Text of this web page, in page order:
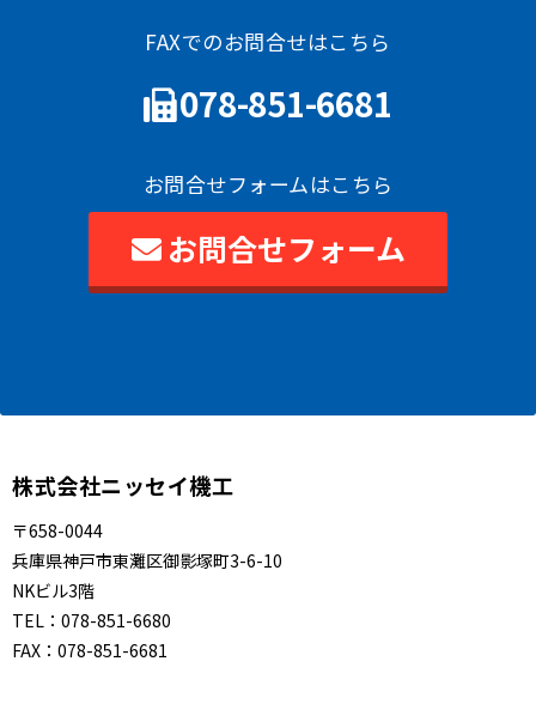
FAXでのお問合せはこちら
078-851-6681
お問合せフォームはこちら
お問合せフォーム
株式会社ニッセイ機工
〒658-0044
兵庫県神戸市東灘区御影塚町3-6-10
NKビル3階
TEL： 078-851-6680
FAX： 078-851-6681